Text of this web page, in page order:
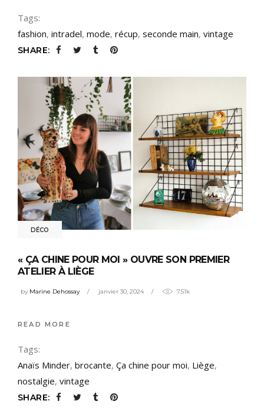
Tags:
fashion, intradel, mode, récup, seconde main, vintage
SHARE:
DÉCO
« ÇA CHINE POUR MOI » OUVRE SON PREMIER
ATELIER À LIÈGE
by Marine Dehossay janvier 30, 2024 7.51k
READ MORE
Tags:
Anaïs Minder, brocante, Ça chine pour moi, Liège,
nostalgie, vintage
SHARE: